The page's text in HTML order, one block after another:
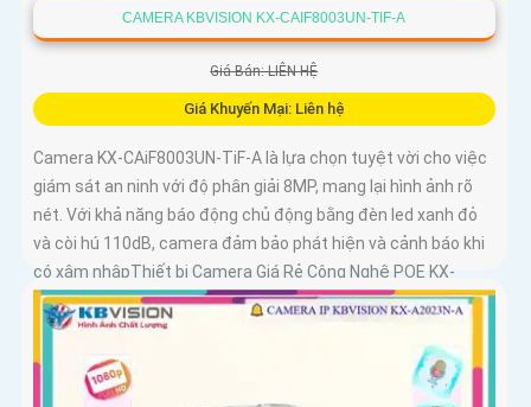
CAMERA KBVISION KX-CAIF8003UN-TIF-A
Giá Bán: LIÊN HỆ
Giá Khuyến Mại: Liên hệ
Camera KX-CAiF8003UN-TiF-A là lựa chọn tuyệt vời cho việc
giám sát an ninh với độ phân giải 8MP, mang lại hình ảnh rõ
nét. Với khả năng báo động chủ động bằng đèn led xanh đỏ
và còi hú 110dB, camera đảm bảo phát hiện và cảnh báo khi
có xâm nhậpThiết bị Camera Giá Rẻ Công Nghệ POE KX-
CAiF8003UN-TiF-A tích hợp chức năng cao cấp Thu Âm Và
Loa rõ ràng để mang lại trải nghiệm hình ảnh và âm thanh tốt
nhất